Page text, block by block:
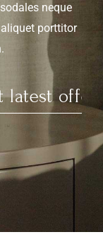
neque
porttitor